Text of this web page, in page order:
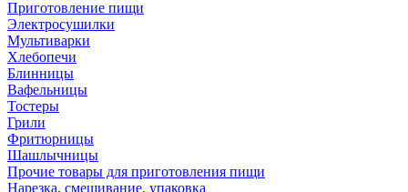
Приготовление пищи
Электросушилки
Мультиварки
Хлебопечи
Блинницы
Вафельницы
Тостеры
Грили
Фритюрницы
Шашлычницы
Прочие товары для приготовления пищи
Нарезка, смешивание, упаковка